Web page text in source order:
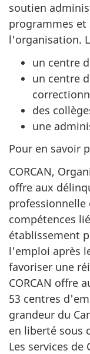
soutien
programmes et
l'organisation.
un centre
un centre
des
une
Pour en savoir
CORCAN,
offre aux
compétences
établissement
l'emploi après
favoriser une
CORCAN offre
53 centres
grandeur du
en liberté sous
Les services de